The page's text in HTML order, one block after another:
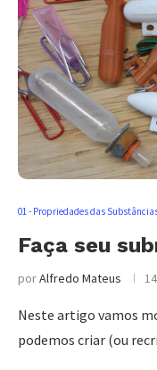
01 - Propriedades das
Faça seu
porAlfredo Mateus
Neste artigo vamos
podemos criar (ou